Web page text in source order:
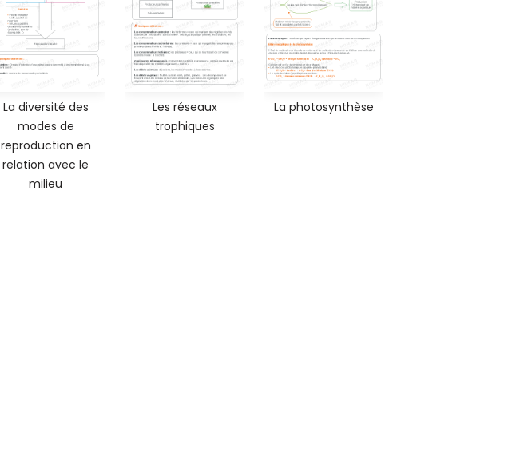
La diversité des
modes de
reproduction en
relation avec le
milieu
Les réseaux
trophiques
La photosynthèse